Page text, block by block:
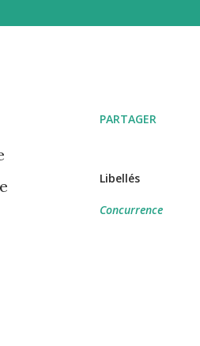
PARTAGER
Libellés
Concurrence